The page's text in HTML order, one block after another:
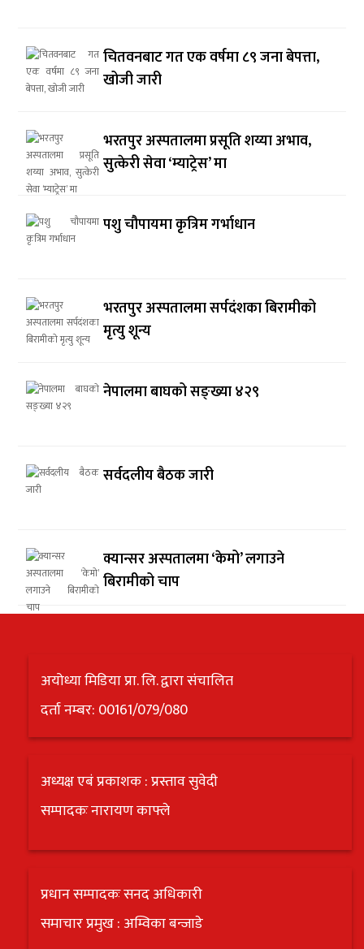
चितवनबाट गत एक वर्षमा ८९ जना बेपत्ता,
खोजी जारी
भरतपुर अस्पतालमा प्रसूति शय्या अभाव,
सुत्केरी सेवा ‘म्याट्रेस’ मा
पशु चौपायमा कृत्रिम गर्भाधान
भरतपुर अस्पतालमा सर्पदंशका बिरामीको
मृत्यु शून्य
नेपालमा बाघको सङ्ख्या ४२९
सर्वदलीय बैठक जारी
क्यान्सर अस्पतालमा ‘केमो’ लगाउने
बिरामीको चाप
अयोध्या मिडिया प्रा. लि. द्वारा संचालित
दर्ता नम्बर: 00161/079/080
अध्यक्ष एबं प्रकाशक : प्रस्ताव सुवेदी
सम्पादकः नारायण काफ्ले
प्रधान सम्पादकः सनद अधिकारी
समाचार प्रमुख : अम्विका बन्जाडे